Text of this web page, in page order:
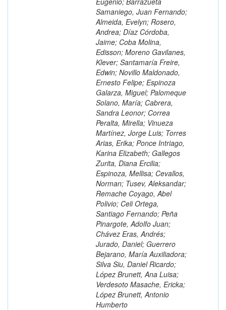
Samaniego, Juan Fernando;
Almeida, Evelyn; Rosero,
Andrea; Díaz Córdoba,
Jaime; Coba Molina,
Edisson; Moreno Gavilanes,
Klever; Santamaría Freire,
Edwin; Novillo Maldonado,
Ernesto Felipe; Espinoza
Galarza, Miguel; Palomeque
Solano, María; Cabrera,
Sandra Leonor; Correa
Peralta, Mirella; Vinueza
Martínez, Jorge Luis; Torres
Arias, Erika; Ponce Intriago,
Karina Elizabeth; Gallegos
Zurita, Diana Ercilia;
Espinoza, Mellisa; Cevallos,
Norman; Tusev, Aleksandar;
Remache Coyago, Abel
Polivio; Celi Ortega,
Santiago Fernando; Peña
Pinargote, Adolfo Juan;
Chávez Eras, Andrés;
Jurado, Daniel; Guerrero
Bejarano, María Auxiliadora;
Silva Siu, Daniel Ricardo;
López Brunett, Ana Luisa;
Verdesoto Masache, Ericka;
López Brunett, Antonio
Humberto